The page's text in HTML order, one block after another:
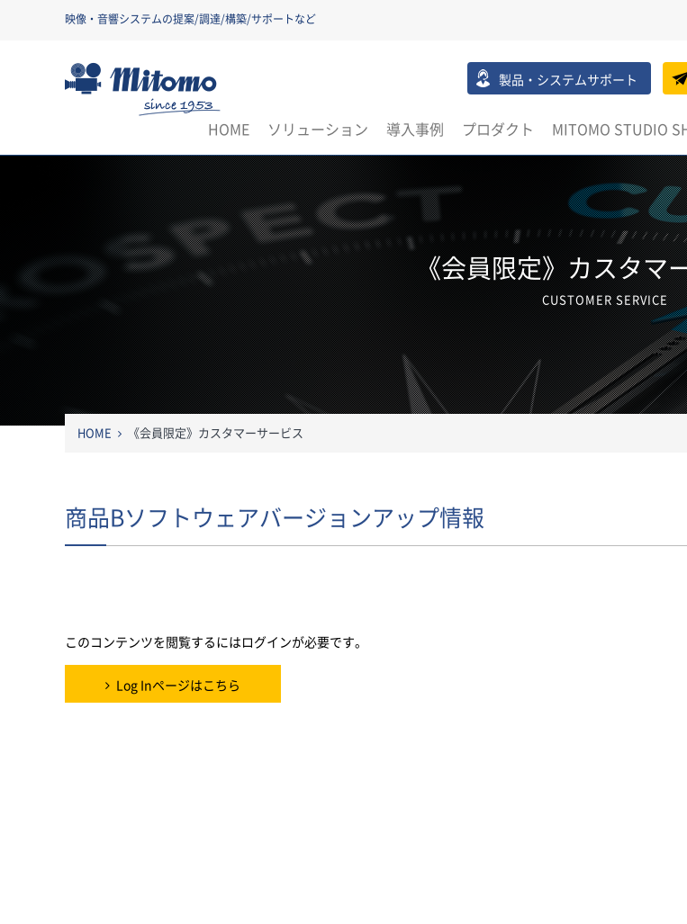
映像・音響システムの提案/調達/構築/サポートなど
製品・システムサポート
HOME ソリューション 導入事例 プロダクト MITOMO STUDIO
《会員限定》カスタマ
CUSTOMER SERVICE
HOME 《会員限定》カスタマーサービス
商品Bソフトウェアバージョンアップ情報
Log In